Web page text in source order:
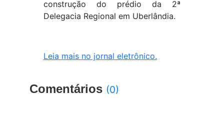
construção do prédio da 2ª
Delegacia Regional em Uberlândia.
Leia mais no jornal eletrônico.
Comentários (0)